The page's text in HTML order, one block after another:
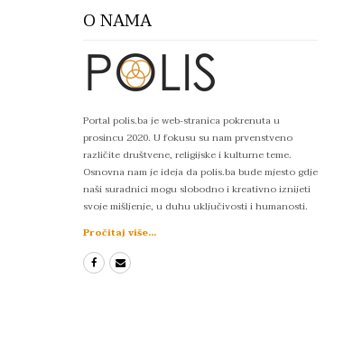
O NAMA
Portal polis.ba je web-stranica pokrenuta u
prosincu 2020. U fokusu su nam prvenstveno
različite društvene, religijske i kulturne teme.
Osnovna nam je ideja da polis.ba bude mjesto gdje
naši suradnici mogu slobodno i kreativno iznijeti
svoje mišljenje, u duhu uključivosti i humanosti.
Pročitaj više...